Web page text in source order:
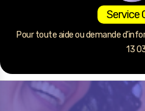
Service
Pour toute aide ou demande
13